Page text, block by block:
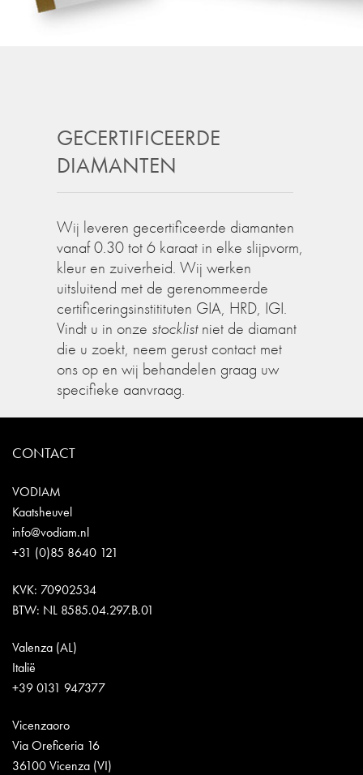
GECERTIFICEERDE
DIAMANTEN
Wij leveren gecertificeerde diamanten
vanaf 0.30 tot 6 karaat in elke slijpvorm,
kleur en zuiverheid. Wij werken
uitsluitend met de gerenommeerde
certificeringsinstitituten GIA, HRD, IGI.
Vindt u in onze stocklistniet de diamant
die u zoekt, neem gerust contact met
ons op en wij behandelen graag uw
specifieke aanvraag.
CONTACT
VODIAM
Kaatsheuvel
info@vodiam.nl
+31 (0)85 8640 121
KVK: 70902534
BTW: NL 8585.04.297.B.01
Valenza (AL)
Italië
+39 0131 947377
Vicenzaoro
Via Oreficeria 16
36100 Vicenza (VI)